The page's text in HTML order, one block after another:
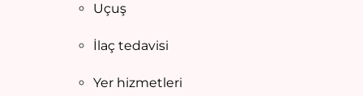
Uçuş
İlaç tedavisi
Yer hizmetleri